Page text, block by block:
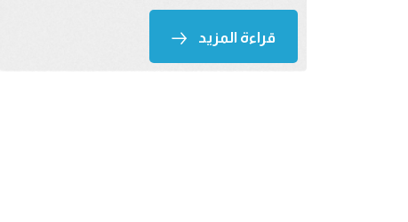
قراءة المزيد